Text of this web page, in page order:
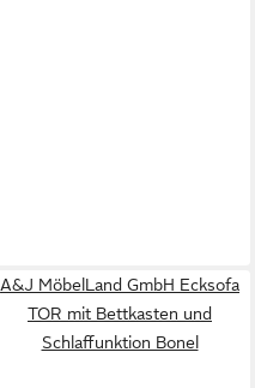
A&J MöbelLand GmbH Ecksofa
TOR mit Bettkasten und
Schlaffunktion Bonel